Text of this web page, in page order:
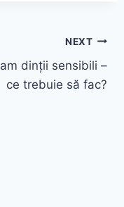
NEXT
dinții sensibili –
ce trebuie să fac?